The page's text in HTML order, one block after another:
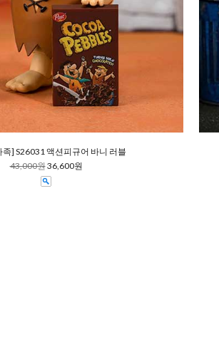
] S26031 액션피규어 바니 러블
43,000원36,600원